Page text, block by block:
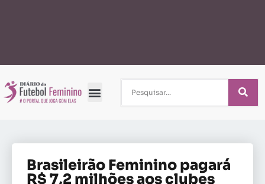
Brasileirão Feminino pagará
R$ 7,2 milhões aos clubes